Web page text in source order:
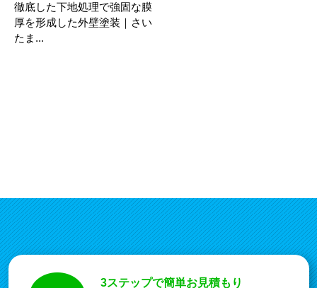
徹底した下地処理で強固な膜
厚を形成した外壁塗装｜さい
たま...
3ステップで簡単お見積もり